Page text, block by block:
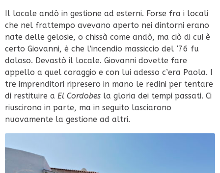
Il locale andò in gestione ad esterni. Forse fra i locali
che nel frattempo avevano aperto nei dintorni erano
nate delle gelosie, o chissà come andò, ma ciò di cui è
certo Giovanni, è che l’incendio massiccio del ‘76 fu
doloso. Devastò il locale. Giovanni dovette fare
appello a quel coraggio e con lui adesso c’era Paola. I
tre imprenditori ripresero in mano le redini per tentare
di restituire a El Cordobes la gloria dei tempi passati. Ci
riuscirono in parte, ma in seguito lasciarono
nuovamente la gestione ad altri.